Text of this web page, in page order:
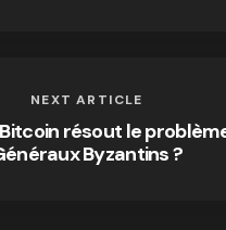
NEXT ARTICLE
résout le
Byzantins ?